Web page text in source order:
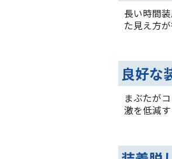
長い時間
た見え方が
良好な
まぶたが
激を低減